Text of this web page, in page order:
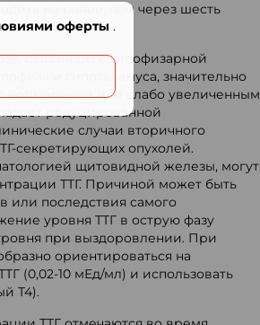
не ранее, чем через шесть
препарата.
связанном с гипофизарной
и гипоталамуса, значительно
нормальным или слабо увеличенным
редуцированной
случаи вторичного
секретирующих опухолей.
щитовидной железы, могут
ТТГ. Причиной может быть
или последствия самого
уровня ТТГ в острую фазу
при выздоровлении. При
ориентироваться на
(0,02-10 мЕд/мл) и использовать
Т4).
оферты .